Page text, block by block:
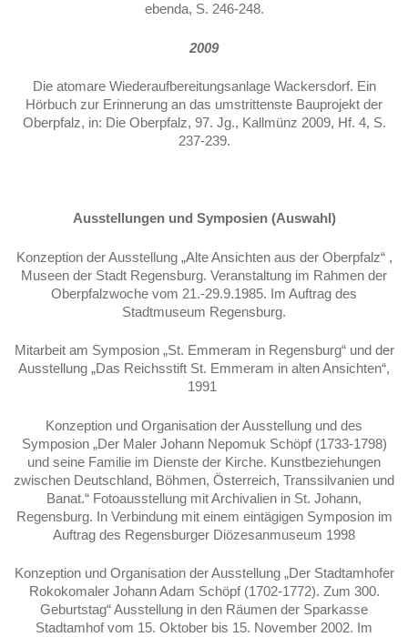
ebenda, S. 246-248.
2009
Die atomare Wiederaufbereitungsanlage Wackersdorf. Ein
Hörbuch zur Erinnerung an das umstrittenste Bauprojekt der
Oberpfalz, in: Die Oberpfalz, 97. Jg., Kallmünz 2009, Hf. 4, S.
237-239.
Ausstellungen und Symposien (Auswahl)
Konzeption der Ausstellung „Alte Ansichten aus der Oberpfalz“ ,
Museen der Stadt Regensburg. Veranstaltung im Rahmen der
Oberpfalzwoche vom 21.-29.9.1985. Im Auftrag des
Stadtmuseum Regensburg.
Mitarbeit am Symposion „St. Emmeram in Regensburg“ und der
Ausstellung „Das Reichsstift St. Emmeram in alten Ansichten“,
1991
Konzeption und Organisation der Ausstellung und des
Symposion „Der Maler Johann Nepomuk Schöpf (1733-1798)
und seine Familie im Dienste der Kirche. Kunst­beziehungen
zwischen Deutschland, Böhmen, Österreich, Transsilvanien und
Banat.“ Fotoausstellung mit Archivalien in St. Johann,
Regensburg. In Verbindung mit einem eintägigen Symposion im
Auftrag des Regensburger Diözesanmuseum 1998
Konzeption und Organisation der Ausstellung „Der Stadtamhofer
Rokokomaler Johann Adam Schöpf (1702-1772). Zum 300.
Geburtstag“ Ausstellung in den Räumen der Sparkasse
Stadtamhof vom 15. Oktober bis 15. November 2002. Im